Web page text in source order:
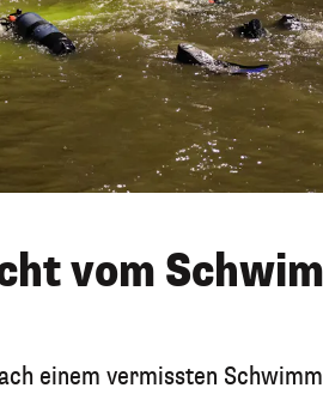
vom
einem vermissten